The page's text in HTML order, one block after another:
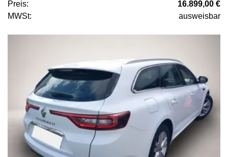
Preis:
16.899,00 €
MWSt:
ausweisbar